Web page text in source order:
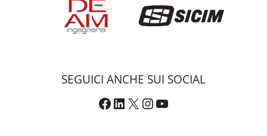
SEGUICI ANCHE SUI SOCIAL
Facebook
LinkedIn
X Instagram
YouTube